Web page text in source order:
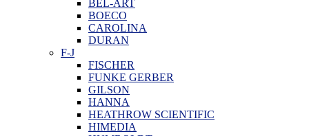
BEL-ART
BOECO
CAROLINA
DURAN
F-J
FISCHER
FUNKE GERBER
GILSON
HANNA
HEATHROW SCIENTIFIC
HIMEDIA